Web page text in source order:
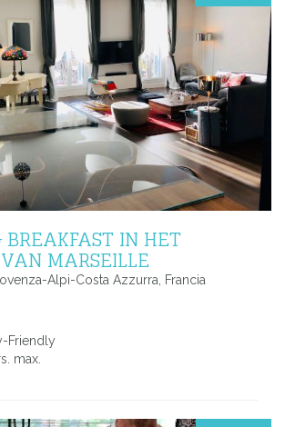
IN HET
MARSEILLE
Alpi-Costa Azzurra, Francia
Friendly
max.